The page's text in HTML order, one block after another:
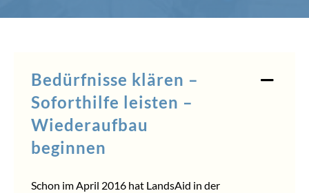
Bedürfnisse klären –
Soforthilfe leisten –
Wiederaufbau
beginnen
Schon im April 2016 hat LandsAid in der